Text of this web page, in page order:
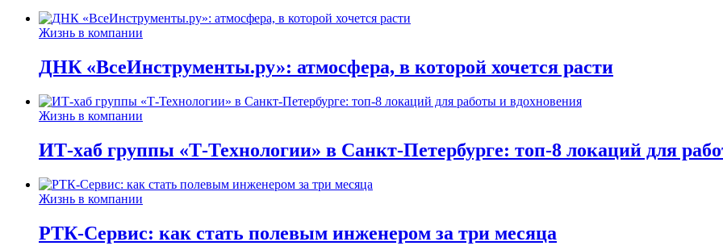
Жизнь в компании
ДНК «ВсеИнструменты.ру»: атмосфера, в которой хочется расти
Жизнь в компании
ИТ-хаб группы «Т-Технологии» в Санкт-Петербурге: топ-8 локаций для
Жизнь в компании
РТК-Сервис: как стать полевым инженером за три месяца